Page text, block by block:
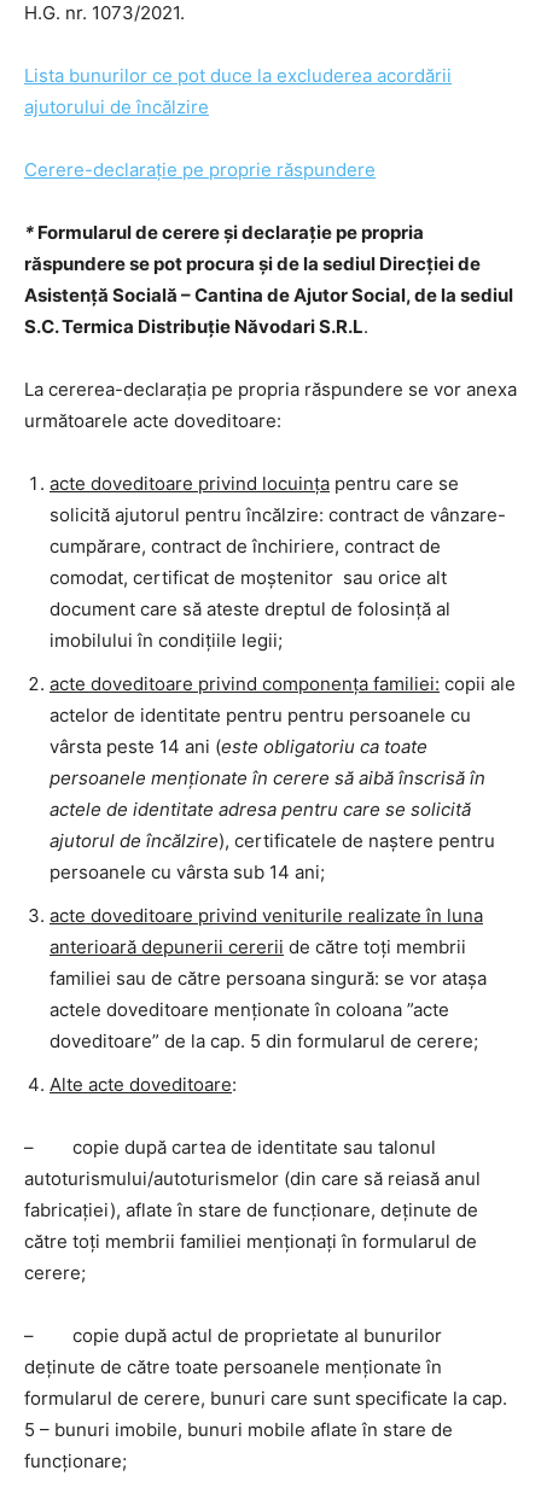
H.G. nr. 1073/2021.
Lista bunurilor ce pot duce la excluderea acordării
ajutorului de încălzire
Cerere-declarație pe proprie răspundere
* Formularul de cerere şi declaraţie pe propria
răspunderese pot procura și de la sediul Direcţiei de
Asistenţă Socială – Cantina de Ajutor Social, de la sediul
S.C. Termica Distribuţie Năvodari S.R.L.
La cererea-declaraţia pe propria răspundere se vor anexa
următoarele acte doveditoare:
acte doveditoare privind locuinţa pentru care se
solicită ajutorul pentru încălzire: contract de vânzare-
cumpărare, contract de închiriere, contract de
comodat, certificat de moştenitor sau orice alt
document care să ateste dreptul de folosinţă al
imobilului în condiţiile legii;
acte doveditoare privind componenţa familiei: copii ale
actelor de identitate pentru pentru persoanele cu
vârsta peste 14 ani (este obligatoriu ca toate
persoanele menţionate în cerere să aibă înscrisă în
actele de identitate adresa pentru care se solicită
ajutorul de încălzire), certificatele de naştere pentru
persoanele cu vârsta sub 14 ani;
acte doveditoare privind veniturile realizate în luna
anterioară depunerii cererii de către toţi membrii
familiei sau de către persoana singură: se vor ataşa
actele doveditoare menţionate în coloana ”acte
doveditoare” de la cap. 5 din formularul de cerere;
Alte acte doveditoare:
– copie după cartea de identitate sau talonul
autoturismului/autoturismelor (din care să reiasă anul
fabricaţiei), aflate în stare de funcţionare, deţinute de
către toţi membrii familiei menţionaţi în formularul de
cerere;
– copie după actul de proprietate al bunurilor
deţinute de către toate persoanele menţionate în
formularul de cerere, bunuri care sunt specificate la cap.
5 – bunuri imobile, bunuri mobile aflate în stare de
funcţionare;